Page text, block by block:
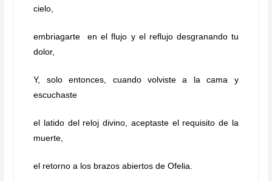
cielo,
embriagarte en el flujo y el reflujo desgranando tu
dolor,
Y, solo entonces, cuando volviste a la cama y
escuchaste
el latido del reloj divino, aceptaste el requisito de la
muerte,
el retorno a los brazos abiertos de Ofelia.